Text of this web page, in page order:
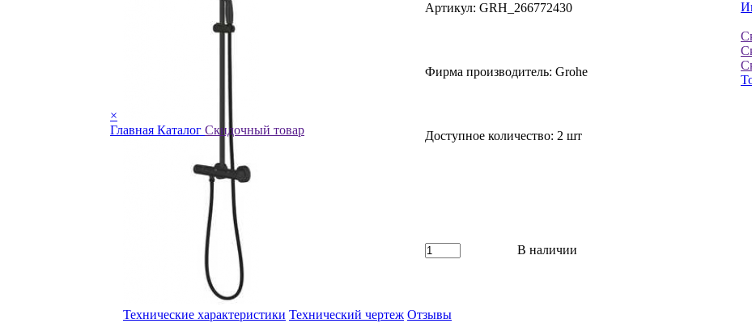
×
Главная Каталог Скидочный товар
Артикул: GRH_266772430
Фирма производитель: Grohe
Доступное количество: 2 шт
В наличии
Технические характеристики Технический чертеж Отзывы